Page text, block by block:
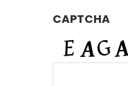
CAPTCHA